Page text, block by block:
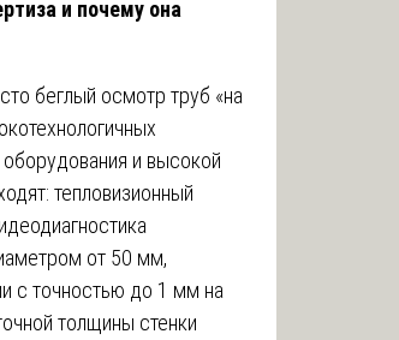
и почему она
беглый осмотр труб «на
и высокой
тепловизионный
от 50 мм,
с точностью до 1 мм на
толщины стенки